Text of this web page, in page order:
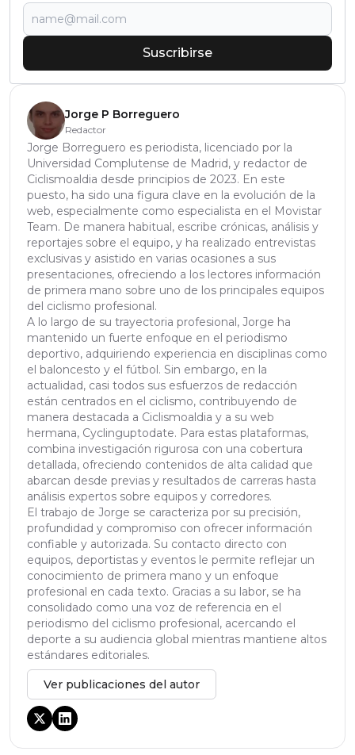
Suscribirse
Jorge P Borreguero
Redactor
Jorge Borreguero es periodista, licenciado por la
Universidad Complutense de Madrid, y redactor de
Ciclismoaldia desde principios de 2023. En este
puesto, ha sido una figura clave en la evolución de la
web, especialmente como especialista en el Movistar
Team. De manera habitual, escribe crónicas, análisis y
reportajes sobre el equipo, y ha realizado entrevistas
exclusivas y asistido en varias ocasiones a sus
presentaciones, ofreciendo a los lectores información
de primera mano sobre uno de los principales equipos
del ciclismo profesional.
A lo largo de su trayectoria profesional, Jorge ha
mantenido un fuerte enfoque en el periodismo
deportivo, adquiriendo experiencia en disciplinas como
el baloncesto y el fútbol. Sin embargo, en la
actualidad, casi todos sus esfuerzos de redacción
están centrados en el ciclismo, contribuyendo de
manera destacada a Ciclismoaldia y a su web
hermana, Cyclinguptodate. Para estas plataformas,
combina investigación rigurosa con una cobertura
detallada, ofreciendo contenidos de alta calidad que
abarcan desde previas y resultados de carreras hasta
análisis expertos sobre equipos y corredores.
El trabajo de Jorge se caracteriza por su precisión,
profundidad y compromiso con ofrecer información
confiable y autorizada. Su contacto directo con
equipos, deportistas y eventos le permite reflejar un
conocimiento de primera mano y un enfoque
profesional en cada texto. Gracias a su labor, se ha
consolidado como una voz de referencia en el
periodismo del ciclismo profesional, acercando el
deporte a su audiencia global mientras mantiene altos
estándares editoriales.
Ver publicaciones del autor